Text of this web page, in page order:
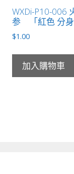
WXDi-P10-006
参 「紅色 分身
$1.00
加入購物車